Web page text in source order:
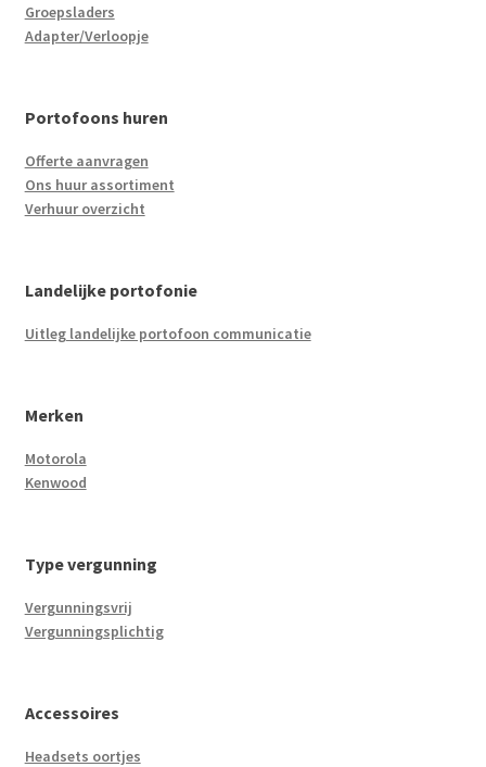
Groepsladers
Adapter/Verloopje
Portofoons huren
Offerte aanvragen
Ons huur assortiment
Verhuur overzicht
Landelijke portofonie
Uitleg landelijke portofoon communicatie
Merken
Motorola
Kenwood
Type vergunning
Vergunningsvrij
Vergunningsplichtig
Accessoires
Headsets oortjes